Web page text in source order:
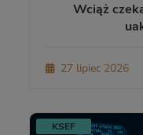
Wciąż
27 lipiec 2026
KSEF